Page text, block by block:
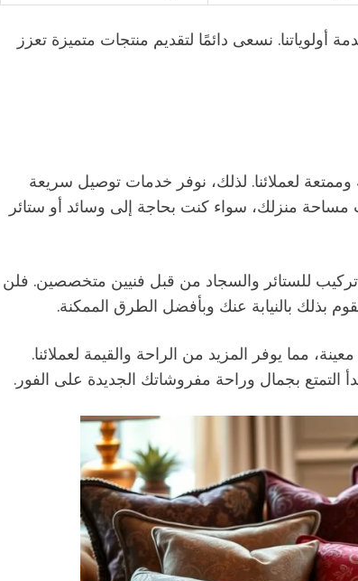
نسعى دائمًا لتقديم منتجات متميزة تعزز
لعملائنا. لذلك، نوفر خدمات توصيل سريعة
مساحة منزلك، سواء كنت بحاجة إلى وسائد أو ستائر
للستائر والسجاد من قبل فنيين متخصصين. فلن
بذلك بالنيابة عنك وبأفضل الطرق الممكنة.
مما يوفر المزيد من الراحة والقيمة لعملائنا.
التمتع بجمال وراحة مفروشاتك الجديدة على الفور.